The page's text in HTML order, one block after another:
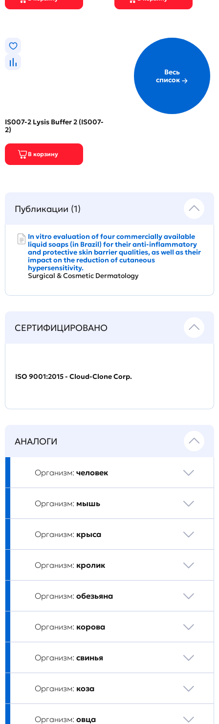
IS007-2 Lysis Buffer 2 (IS007-
2)
Весь
список
Публикации (1)
In vitro evaluation of four commercially available
liquid soaps (in Brazil) for their anti-inflammatory
and protective skin barrier qualities, as well as their
impact on the reduction of cutaneous
hypersensitivity.
Surgical & Cosmetic Dermatology
СЕРТИФИЦИРОВАНО
ISO 9001:2015 - Cloud-Clone Corp.
АНАЛОГИ
Организм: человек
Организм: мышь
Организм: крыса
Организм: кролик
Организм: обезьяна
Организм: корова
Организм: свинья
Организм: коза
Организм: овца